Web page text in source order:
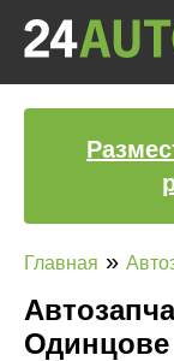
Главная »
Одинцове